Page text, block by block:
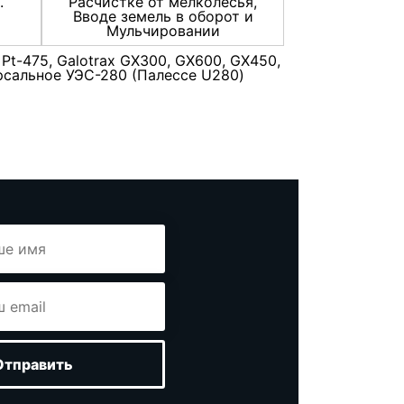
Вводе земель в оборот и
Мульчировании
475, Galotrax GX300, GX600, GX450,
УЭС-280 (Палессе U280)